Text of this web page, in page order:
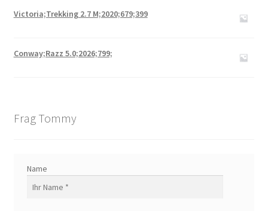
Victoria;Trekking 2.7 M;2020;679;399
Conway;Razz 5.0;2026;799;
Frag Tommy
Name